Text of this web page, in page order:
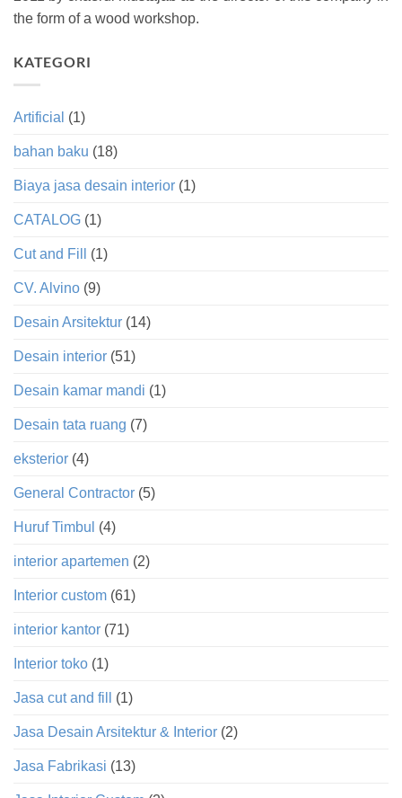
the form of a wood workshop.
KATEGORI
Artificial (1)
bahan baku (18)
Biaya jasa desain interior (1)
CATALOG (1)
Cut and Fill (1)
CV. Alvino (9)
Desain Arsitektur (14)
Desain interior (51)
Desain kamar mandi (1)
Desain tata ruang (7)
eksterior (4)
General Contractor (5)
Huruf Timbul (4)
interior apartemen (2)
Interior custom (61)
interior kantor (71)
Interior toko (1)
Jasa cut and fill (1)
Jasa Desain Arsitektur & Interior (2)
Jasa Fabrikasi (13)